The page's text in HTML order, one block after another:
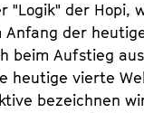
"Logik" der Hopi,
Anfang der
beim Aufstieg
heutige vierte
bezeichnen